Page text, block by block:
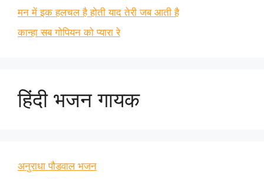
मन में इक हलचल है होती याद तेरी जब आती है
कान्हा सब गोपियन को प्यारा रे
हिंदी भजन गायक
अनुराधा पौडवाल भजन